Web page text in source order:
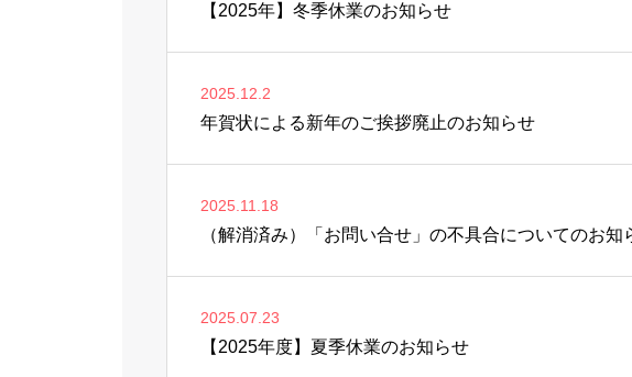
【2025年】冬季休業のお知らせ
2025.12.2
年賀状による新年のご挨拶廃止のお知らせ
2025.11.18
（解消済み）「お問い合せ」の不具合についてのお知
2025.07.23
【2025年度】夏季休業のお知らせ